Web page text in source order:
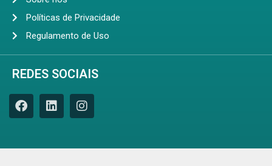
Políticas de Privacidade
Regulamento de Uso
REDES SOCIAIS